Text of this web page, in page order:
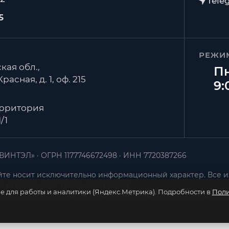
обл.,
д. 1, оф. 215
1
ОГРН 1177746672498 ИНН 7720387266
носит исключительно информационный характер. Все
за собой право на внесение изменений в конструкцию,
для работы и аналитики (Яндекс.Метрика). Подробности в